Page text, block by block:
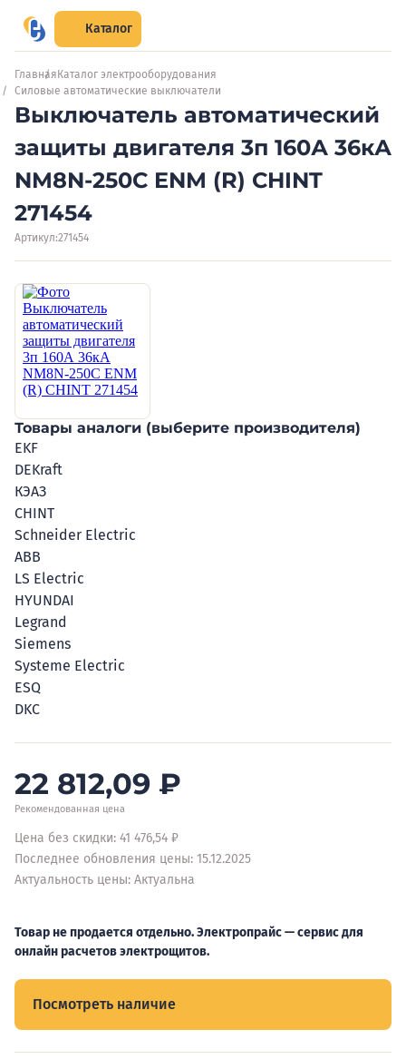
Каталог
Главная Каталог электрооборудования
Силовые автоматические выключатели
Выключатель автоматический
защиты двигателя 3п 160А 36кА
NM8N-250С ENM (R) CHINT
271454
Артикул:271454
Товары аналоги (выберите производителя)
EKF
DEKraft
КЭАЗ
CHINT
Schneider Electric
ABB
LS Electric
HYUNDAI
Legrand
Siemens
Systeme Electric
ESQ
DKC
22 812,09 ₽
Рекомендованная цена
Цена без скидки: 41 476,54 ₽
Последнее обновления цены: 15.12.2025
Актуальность цены: Актуальна
Товар не продается отдельно. Электропрайс — сервис для
онлайн расчетов электрощитов.
Посмотреть наличие